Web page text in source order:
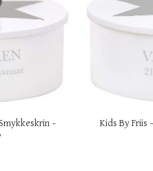
–
Kids By Friis